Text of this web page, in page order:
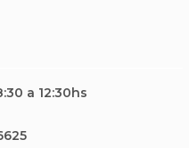
a 12:30hs